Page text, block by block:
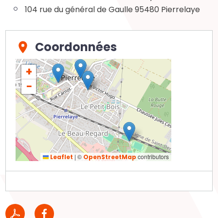
104 rue du général de Gaulle 95480 Pierrelaye
Coordonnées
+
−
Leaflet | © OpenStreetMap contributors